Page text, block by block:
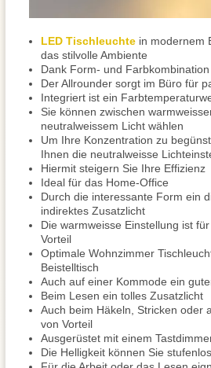
LED Tischleuchte in modernem
das stilvolle Ambiente
Dank Form- und
Der Allrounder sorgt im Büro für
Integriert ist ein
Sie können zwischen
neutralweissem Licht wählen
Um Ihre Konzentration zu
Ihnen die neutralweisse
Hiermit steigern Sie Ihre Effizienz
Ideal für das Home-Office
Durch die interessante Form ein
indirektes Zusatzlicht
Die warmweisse Einstellung ist
Vorteil
Optimale Wohnzimmer
Beistelltisch
Auch auf einer Kommode ein
Beim Lesen ein tolles Zusatzlicht
Auch beim Häkeln, Stricken oder
von Vorteil
Ausgerüstet mit einem
Die Helligkeit können Sie